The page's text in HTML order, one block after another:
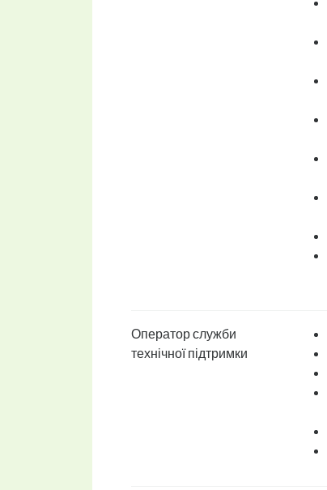
Оператор служби
технічної підтримки